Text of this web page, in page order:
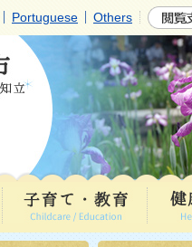
Portuguese Others